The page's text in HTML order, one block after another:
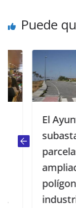
Puede
El
subasta 9
parcelas en
ampliación
polígono
industrial